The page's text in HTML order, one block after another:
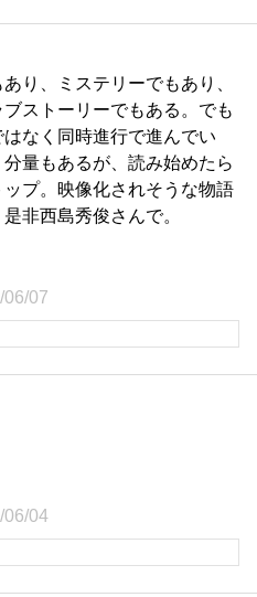
り、ミステリーでもあり、
ストーリーでもある。でも
なく同時進行で進んでい
量もあるが、読み始めたら
プ。映像化されそうな物語
非西島秀俊さんで。
06/07
06/04